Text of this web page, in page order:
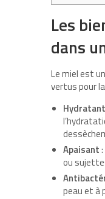
Les
dans
Le miel est
vertus pour
Apaisant
ou
peau et à